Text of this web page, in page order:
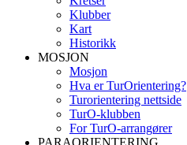
Klubber
Kart
Historikk
MOSJON
Mosjon
Hva er TurOrientering?
Turorientering nettside
TurO-klubben
For TurO-arrangører
PARAORIENTERING